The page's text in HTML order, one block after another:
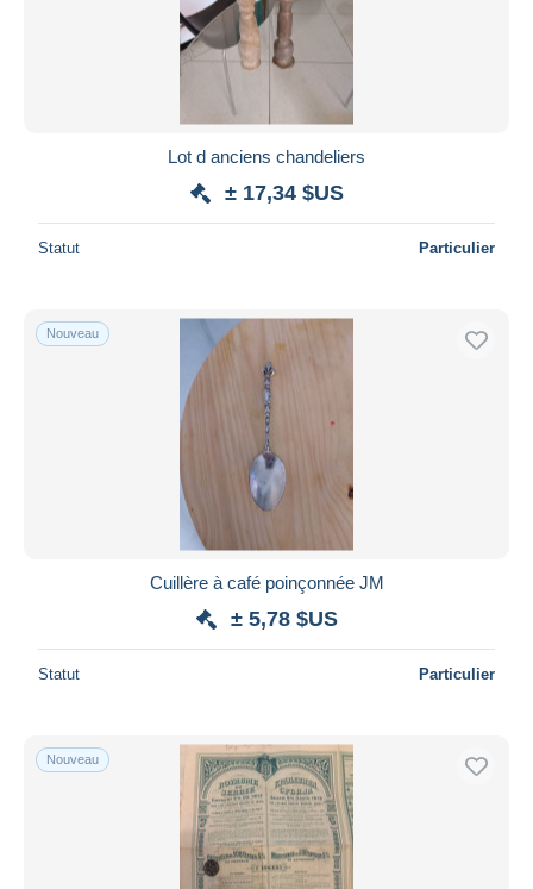
Lot d anciens chandeliers
± 17,34 $US
Statut Particulier
Nouveau
Cuillère à café poinçonnée JM
± 5,78 $US
Statut Particulier
Nouveau